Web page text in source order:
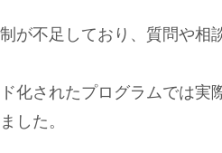
が不足しており、質問や相
化されたプログラムでは実
した。